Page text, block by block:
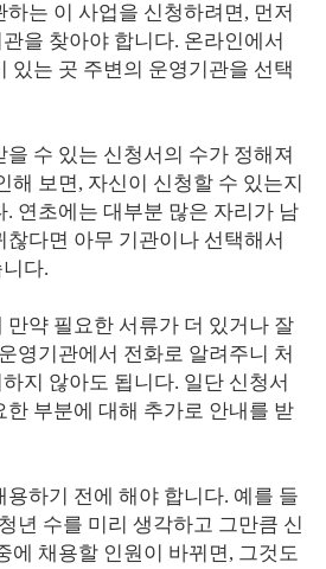
는 이 사업을 신청하려면, 먼저
을 찾아야 합니다. 온라인에서
있는 곳 주변의 운영기관을 선택
수 있는 신청서의 수가 정해져
해 보면, 자신이 신청할 수 있는지
. 연초에는 대부분 많은 자리가 남
다면 아무 기관이나 선택해서
다.
만약 필요한 서류가 더 있거나 잘
영기관에서 전화로 알려주니 처
지 않아도 됩니다. 일단 신청서
한 부분에 대해 추가로 안내를 받
하기 전에 해야 합니다. 예를 들
년 수를 미리 생각하고 그만큼 신
에 채용할 인원이 바뀌면, 그것도